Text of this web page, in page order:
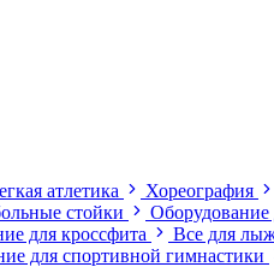
атлетика Хореография
стойки
Оборудование
для кроссфита
Все для
для спортивной гимнастики